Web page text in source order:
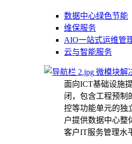
数据中心绿色节能
维保服务
AIO一站式运维管
云与智能服务
微模块解
面向ICT基础设施
闭，包含工程预制
控等功能单元的独
户提供数据中心整
客户IT服务管理水